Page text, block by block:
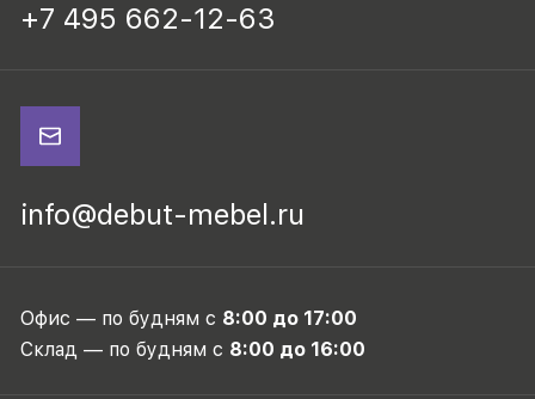
+7 495 662-12-63
info@debut-mebel.ru
Офис — по будням с 8:00 до 17:00
Склад — по будням с 8:00 до 16:00